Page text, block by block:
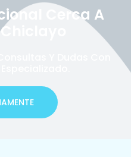
Cerca A
Y Dudas Con